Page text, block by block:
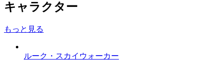
キャラクター
もっと見る
ルーク・スカイウォーカー